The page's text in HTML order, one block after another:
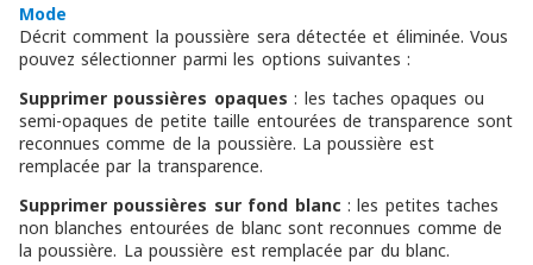
Mode
Décrit comment la poussière sera détectée et éliminée. Vous
pouvez sélectionner parmi les options suivantes :
Supprimer poussières opaques : les taches opaques ou
semi-opaques de petite taille entourées de transparence sont
reconnues comme de la poussière. La poussière est
remplacée par la transparence.
Supprimer poussières sur fond blanc : les petites taches
non blanches entourées de blanc sont reconnues comme de
la poussière. La poussière est remplacée par du blanc.